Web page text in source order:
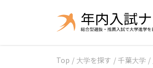
Top / 大学を探す / 千葉大学 /